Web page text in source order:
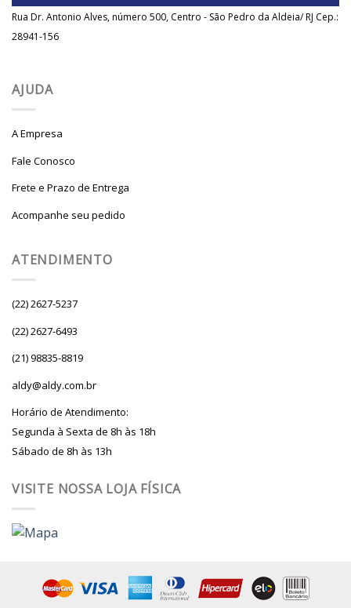
Rua Dr. Antonio Alves, número 500, Centro - São Pedro da Aldeia/ RJ Cep.:
28941-156
AJUDA
A Empresa
Fale Conosco
Frete e Prazo de Entrega
Acompanhe seu pedido
ATENDIMENTO
(22) 2627-5237
(22) 2627-6493
(21) 98835-8819
aldy@aldy.com.br
Horário de Atendimento:
Segunda à Sexta de 8h às 18h
Sábado de 8h às 13h
VISITE NOSSA LOJA FÍSICA